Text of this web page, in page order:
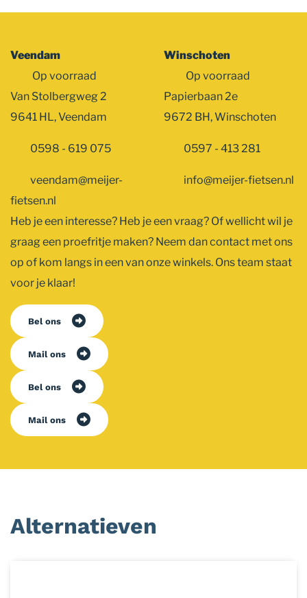
Veendam
Op voorraad
Van Stolbergweg 2
9641 HL, Veendam
0598 - 619 075
veendam@meijer-
fietsen.nl
Winschoten
Op voorraad
Papierbaan 2e
9672 BH, Winschoten
0597 - 413 281
info@meijer-fietsen.nl
Heb je een interesse? Heb je een vraag? Of wellicht wil je
graag een proefritje maken? Neem dan contact met ons
op of kom langs in een van onze winkels. Ons team staat
voor je klaar!
Bel ons
Mail ons
Bel ons
Mail ons
Alternatieven